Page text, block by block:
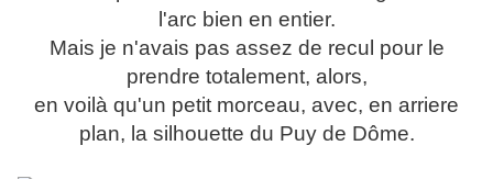
l'arc bien en entier.
Mais je n'avais pas assez de recul pour le
prendre totalement, alors,
en voilà qu'un petit morceau, avec, en arriere
plan, la silhouette du Puy de Dôme.